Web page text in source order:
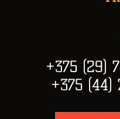
+375 (29)
+375 (44)